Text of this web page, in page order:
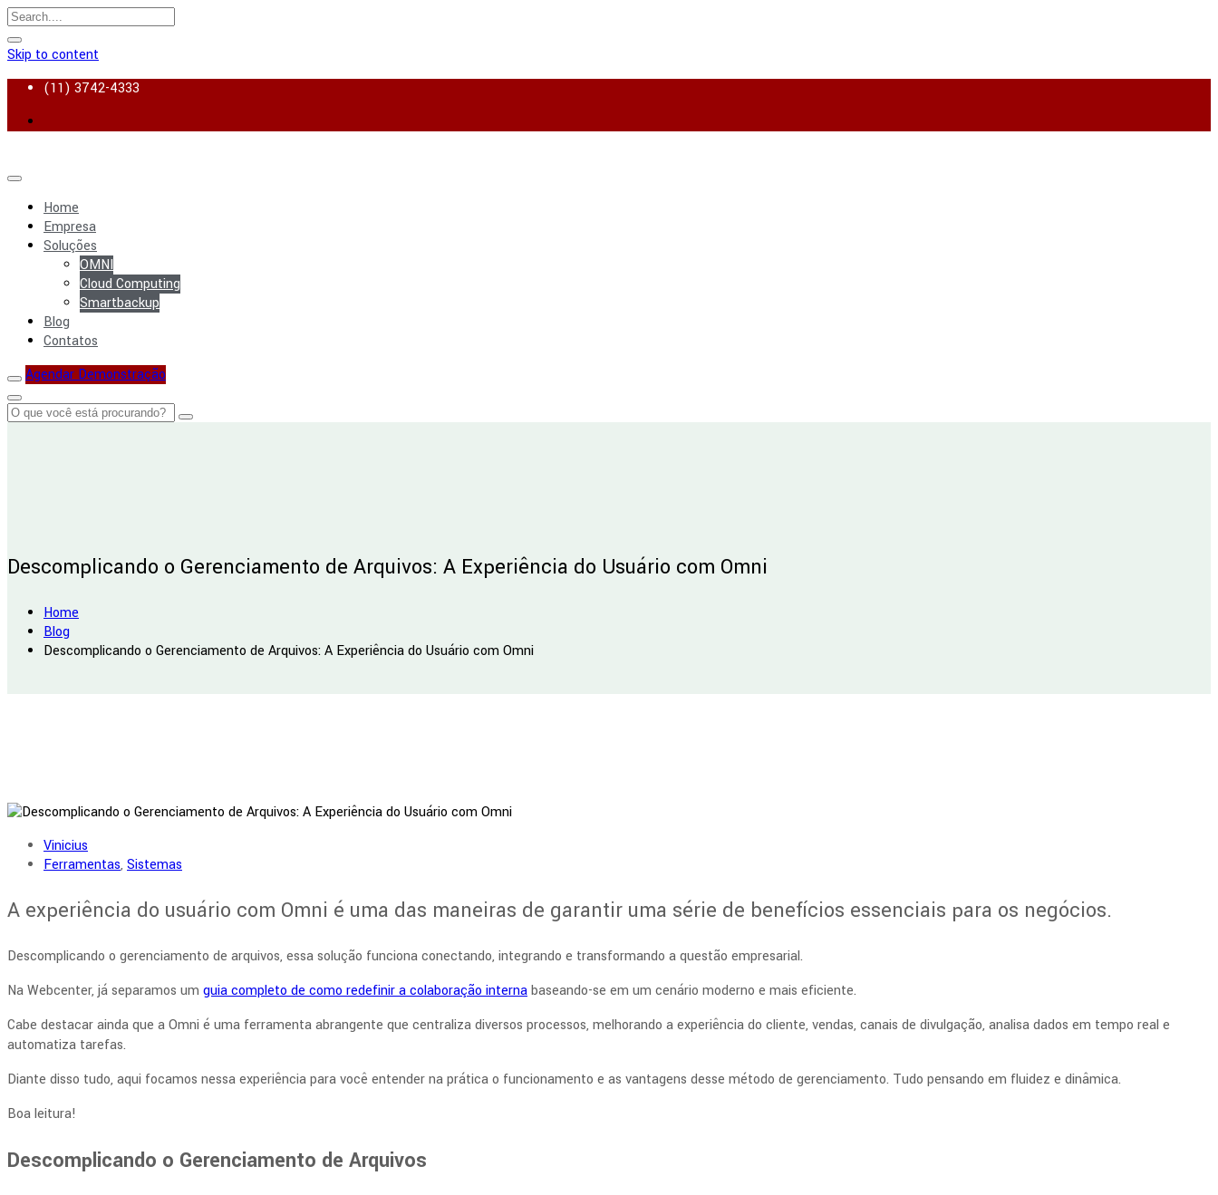
Skip to content
(11) 3742-4333
Home
Empresa
Soluções
OMNI
Cloud Computing
Smartbackup
Blog
Contatos
Agendar Demonstração
Descomplicando o Gerenciamento de Arquivos: A Experiência do Usuário com Omni
Home
Blog
Descomplicando o Gerenciamento de Arquivos: A Experiência do Usuário com Omni
Vinicius
Ferramentas, Sistemas
A experiência do usuário com Omni é uma das maneiras de garantir uma série de benefícios essenciais para os negócios.
Descomplicando o gerenciamento de arquivos, essa solução funciona conectando, integrando e transformando a questão empresarial.
Na Webcenter, já separamos um guia completo de como redefinir a colaboração internabaseando-se em um cenário moderno e mais eficiente.
Cabe destacar ainda que a Omni é uma ferramenta abrangente que centraliza diversos processos, melhorando a experiência do cliente, vendas, canais de divulgação, analisa dados em tempo real e
automatiza tarefas.
Diante disso tudo, aqui focamos nessa experiência para você entender na prática o funcionamento e as vantagens desse método de gerenciamento. Tudo pensando em fluidez e dinâmica.
Boa leitura!
Descomplicando o Gerenciamento de Arquivos